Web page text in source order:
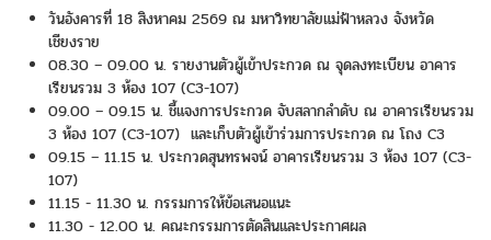
วันอังคารที่ 18 สิงหาคม 2569 ณ มหาวิทยาลัยแม่ฟ้าหลวง จังหวัด
เชียงราย
08.30 – 09.00 น. รายงานตัวผู้เข้าประกวด ณ จุดลงทะเบียน อาคาร
เรียนรวม 3 ห้อง 107 (C3-107)
09.00 – 09.15 น. ชี้แจงการประกวด จับสลากลำดับ ณ อาคารเรียนรวม
3 ห้อง 107 (C3-107) และเก็บตัวผู้เข้าร่วมการประกวด ณ โถง C3
09.15 – 11.15 น. ประกวดสุนทรพจน์ อาคารเรียนรวม 3 ห้อง 107 (C3-
107)
11.15 - 11.30 น. กรรมการให้ข้อเสนอแนะ
11.30 - 12.00 น. คณะกรรมการตัดสินและประกาศผล